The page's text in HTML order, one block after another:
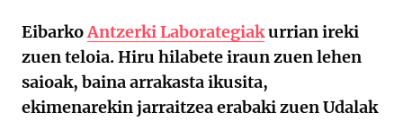
EibarkoAntzerki Laborategiakurrian ireki
zuen teloia. Hiru hilabete iraun zuen lehen
saioak, baina arrakasta ikusita,
ekimenarekin jarraitzea erabaki zuen Udalak